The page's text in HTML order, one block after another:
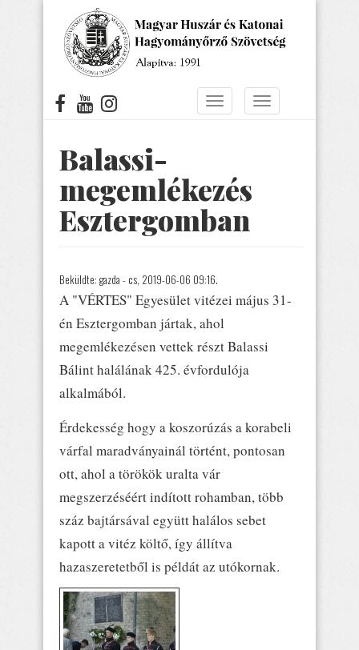
Navigáció
Navigáció
Balassi-
megemlékezés
Esztergomban
Beküldte: gazda - cs, 2019-06-06 09:16.
A "VÉRTES" Egyesület vitézei május 31-
én Esztergomban jártak, ahol
megemlékezésen vettek részt Balassi
Bálint halálának 425. évfordulója
alkalmából.
Érdekesség hogy a koszorúzás a korabeli
várfal maradványainál történt, pontosan
ott, ahol a törökök uralta vár
megszerzéséért indított rohamban, több
száz bajtársával együtt halálos sebet
kapott a vitéz költő, így állítva
hazaszeretetből is példát az utókornak.